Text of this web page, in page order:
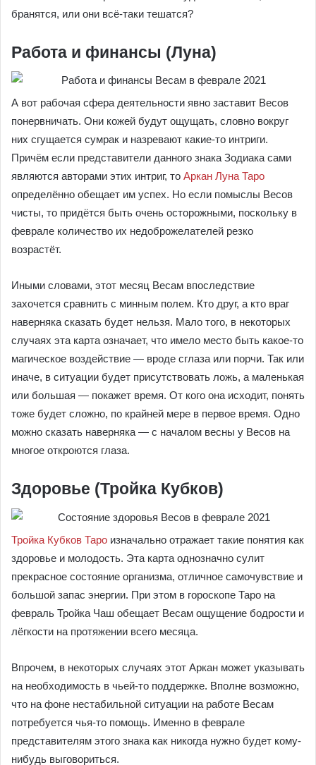
бранятся, или они всё-таки тешатся?
Работа и финансы (Луна)
А вот рабочая сфера деятельности явно заставит Весов
понервничать. Они кожей будут ощущать, словно вокруг
них сгущается сумрак и назревают какие-то интриги.
Причём если представители данного знака Зодиака сами
являются авторами этих интриг, то Аркан Луна Таро
определённо обещает им успех. Но если помыслы Весов
чисты, то придётся быть очень осторожными, поскольку в
феврале количество их недоброжелателей резко
возрастёт.
Иными словами, этот месяц Весам впоследствие
захочется сравнить с минным полем. Кто друг, а кто враг
наверняка сказать будет нельзя. Мало того, в некоторых
случаях эта карта означает, что имело место быть какое-то
магическое воздействие ― вроде сглаза или порчи. Так или
иначе, в ситуации будет присутствовать ложь, а маленькая
или большая ― покажет время. От кого она исходит, понять
тоже будет сложно, по крайней мере в первое время. Одно
можно сказать наверняка ― с началом весны у Весов на
многое откроются глаза.
Здоровье (Тройка Кубков)
Тройка Кубков Таро изначально отражает такие понятия как
здоровье и молодость. Эта карта однозначно сулит
прекрасное состояние организма, отличное самочувствие и
большой запас энергии. При этом в гороскопе Таро на
февраль Тройка Чаш обещает Весам ощущение бодрости и
лёгкости на протяжении всего месяца.
Впрочем, в некоторых случаях этот Аркан может указывать
на необходимость в чьей-то поддержке. Вполне возможно,
что на фоне нестабильной ситуации на работе Весам
потребуется чья-то помощь. Именно в феврале
представителям этого знака как никогда нужно будет кому-
нибудь выговориться.